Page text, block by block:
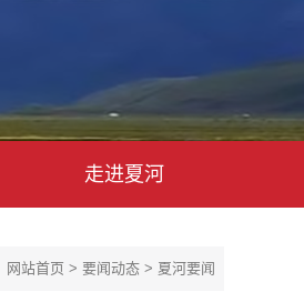
走进夏河
网站首页 > 要闻动态 > 夏河要闻